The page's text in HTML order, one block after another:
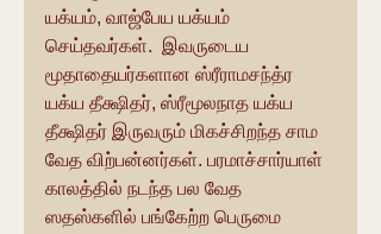
யக்யம், வாஜ்பேய யக்யம்
செய்தவர்கள்.  இவருடைய
மூதாதையர்களான ஸ்ரீராமசந்த்ர
யக்ய தீக்ஷிதர், ஸ்ரீமூலநாத யக்ய
தீக்ஷிதர் இருவரும் மிகச்சிறந்த சாம
வேத விற்பன்னர்கள். பரமாச்சார்யாள்
காலத்தில் நடந்த பல வேத
ஸதஸ்களில் பங்கேற்ற பெருமை